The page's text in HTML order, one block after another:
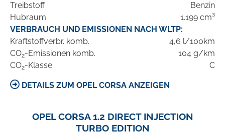
Treibstoff
Benzin
Hubraum
1.199 cm³
VERBRAUCH UND EMISSIONEN NACH WLTP:
Kraftstoffverbr. komb.
4,6 l/100km
CO2-Emissionen komb.
104 g/km
CO2-Klasse C
DETAILS ZUM OPEL CORSA ANZEIGEN
OPEL CORSA 1.2 DIRECT INJECTION
TURBO EDITION